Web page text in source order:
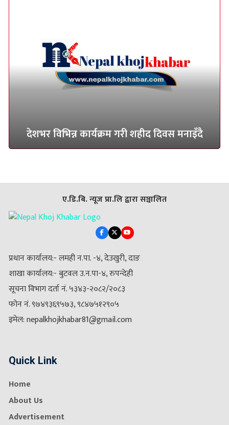
देशभर विभिन्न कार्यक्रम गरी शहीद दिवस मनाइँदै
ए.डि.बि. न्यूज प्रा.लि द्वारा सञ्चालित
प्रधान कार्यालय:- लमही न.पा. -४, देउखुरी, दाङ
शाखा कार्यालय:- बुटवल उ.न.पा-४, रुपन्देही
सूचना विभाग दर्ता नं. ५३४३-२०८२/२०८३
फोन नं. ९७४९३६९५७३, ९८४७५१२९०५
इमेल: nepalkhojkhabar81@gmail.com
Quick Link
Home
About Us
Advertisement